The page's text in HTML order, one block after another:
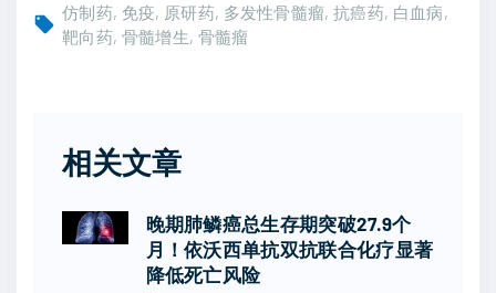
仿制药 免疫 原研药 多发性骨髓瘤 抗癌药 白血病
靶向药 骨髓增生 骨髓瘤
相关文章
晚期肺鳞癌总生存期突破27.9个
月！依沃西单抗双抗联合化疗显著
降低死亡风险